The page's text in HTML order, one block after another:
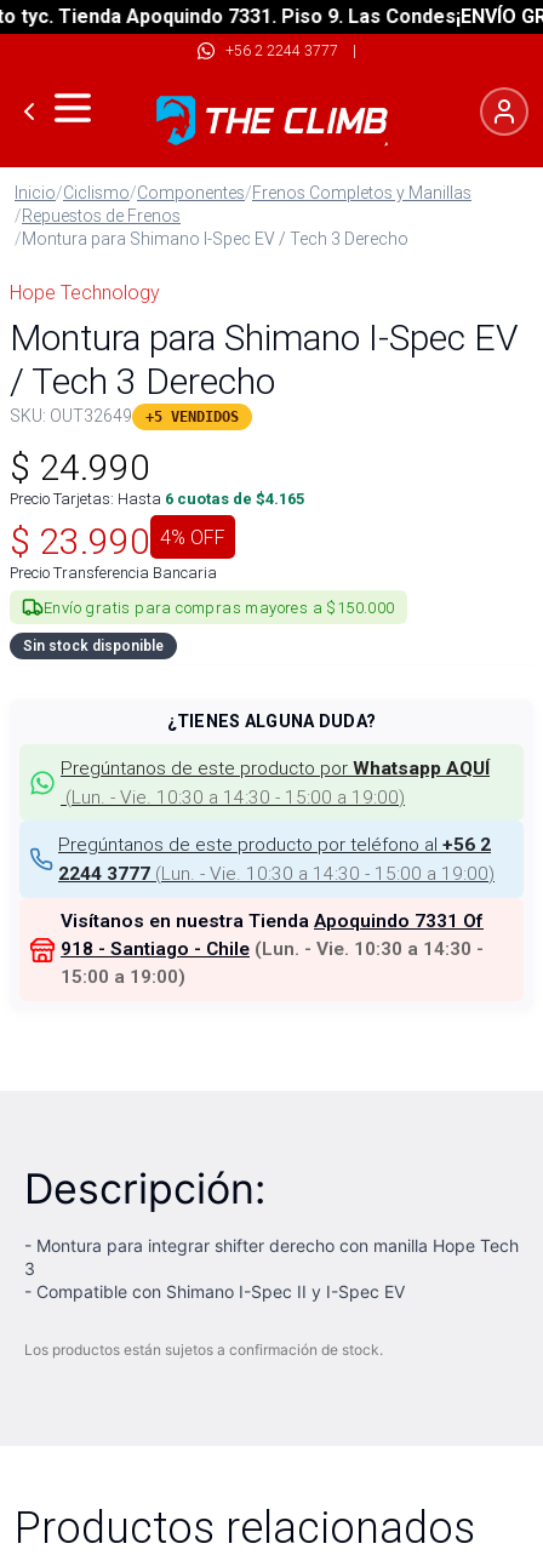
Tienda Apoquindo 7331. Piso 9. Las Condes¡ENVÍO
+56 2 2244 3777 |
Inicio/Ciclismo/Componentes/Frenos Completos y Manillas
/Repuestos de Frenos
/Montura para Shimano I-Spec EV / Tech 3 Derecho
Hope Technology
Montura para Shimano I-Spec EV
/ Tech 3 Derecho
SKU: OUT32649 +5 VENDIDOS
$ 24.990
Precio Tarjetas: Hasta 6 cuotas de $4.165
$ 23.990 4% OFF
Precio Transferencia Bancaria
Envío gratis para compras mayores a $150.000
Sin stock disponible
¿TIENES ALGUNA DUDA?
Pregúntanos de este producto por Whatsapp AQUÍ
(Lun. - Vie. 10:30 a 14:30 - 15:00 a 19:00)
Pregúntanos de este producto por teléfono al +56 2
2244 3777 (Lun. - Vie. 10:30 a 14:30 - 15:00 a 19:00)
Visítanos en nuestra Tienda Apoquindo 7331 Of
918 - Santiago - Chile (Lun. - Vie. 10:30 a 14:30 -
15:00 a 19:00)
Descripción:
- Montura para integrar shifter derecho con manilla Hope Tech
3
- Compatible con Shimano I-Spec II y I-Spec EV
Los productos están sujetos a confirmación de stock.
Productos relacionados